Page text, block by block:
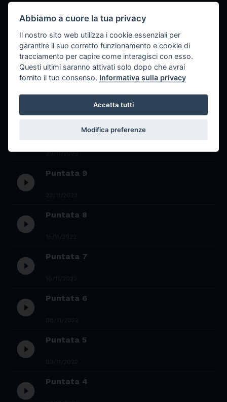
play_circle_filled
play_circle_filled Puntata 13
13/12/2022
play_circle_filled
Puntata 10
29/11/2022
play_circle_filled Puntata 9
play_circle_filled Puntata 8
play_circle_filled Puntata 7
play_circle_filled Puntata 6
play_circle_filled Puntata 5
play_circle_filled Puntata 4
Abbiamo a cuore la tua privacy
Il nostro sito web utilizza i cookie essenziali per
garantire il suo corretto funzionamento e cookie di
tracciamento per capire come interagisci con esso.
Questi ultimi saranno attivati solo dopo che avrai
fornito il tuo consenso. Informativa sulla privacy
Accetta tutti
Modifica preferenze